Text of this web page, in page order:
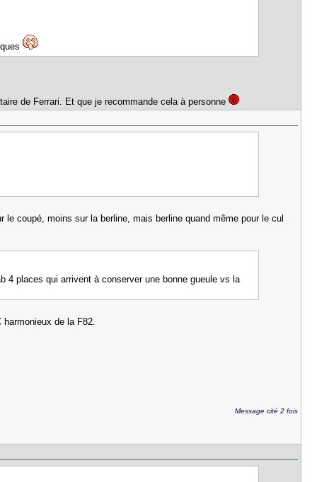
de Ferrari. Et que je recommande cela à personne
coupé, moins sur la berline, mais berline quand même pour le cul
places qui arrivent à conserver une bonne gueule vs la
de la F82.
Message cité 2 fois